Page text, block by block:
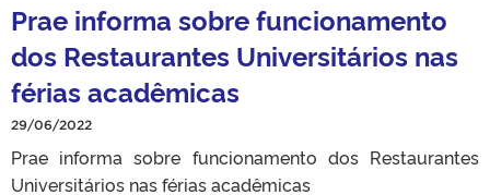
Prae informa sobre funcionamento
dos Restaurantes Universitários nas
férias acadêmicas
29/06/2022
Prae informa sobre funcionamento dos Restaurantes
Universitários nas férias acadêmicas